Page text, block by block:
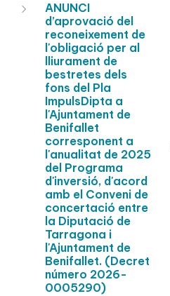
ANUNCI
d’aprovació del
reconeixement de
l'obligació per al
lliurament de
bestretes dels
fons del Pla
ImpulsDipta a
l'Ajuntament de
Benifallet
corresponent a
l'anualitat de 2025
del Programa
d'inversió, d'acord
amb el Conveni de
concertació entre
la Diputació de
Tarragona i
l'Ajuntament de
Benifallet. (Decret
número 2026-
0005290)